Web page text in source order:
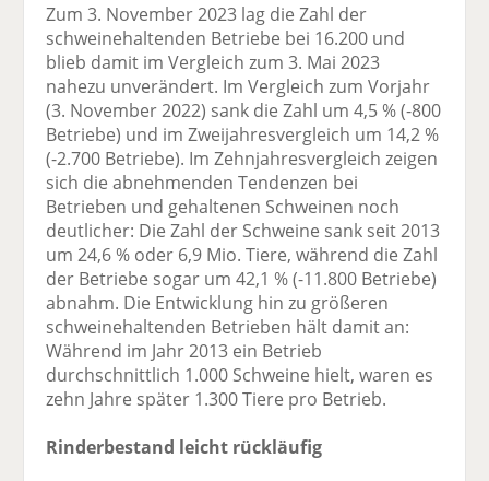
Zum 3. November 2023 lag die Zahl der
schweinehaltenden Betriebe bei 16.200 und
blieb damit im Vergleich zum 3. Mai 2023
nahezu unverändert. Im Vergleich zum Vorjahr
(3. November 2022) sank die Zahl um 4,5 % (-800
Betriebe) und im Zweijahresvergleich um 14,2 %
(-2.700 Betriebe). Im Zehnjahresvergleich zeigen
sich die abnehmenden Tendenzen bei
Betrieben und gehaltenen Schweinen noch
deutlicher: Die Zahl der Schweine sank seit 2013
um 24,6 % oder 6,9 Mio. Tiere, während die Zahl
der Betriebe sogar um 42,1 % (-11.800 Betriebe)
abnahm. Die Entwicklung hin zu größeren
schweinehaltenden Betrieben hält damit an:
Während im Jahr 2013 ein Betrieb
durchschnittlich 1.000 Schweine hielt, waren es
zehn Jahre später 1.300 Tiere pro Betrieb.
Rinderbestand leicht rückläufig